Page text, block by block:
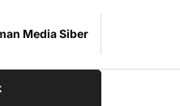
Media Siber